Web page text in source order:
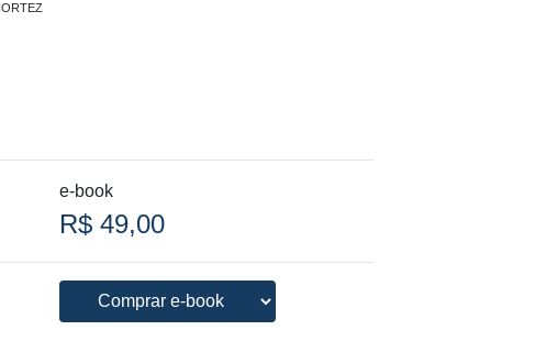
e-book
R$ 49,00